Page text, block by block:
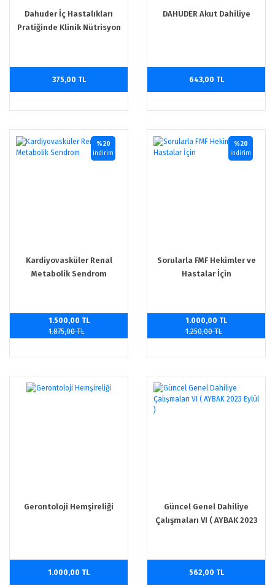
Dahuder İç Hastalıkları
Pratiğinde Klinik Nütrisyon
375,00 TL
DAHUDER Akut Dahiliye
643,00 TL
Kardiyovasküler Renal
Metabolik Sendrom
%20
indirim
1.500,00 TL
1.875,00 TL
Sorularla FMF Hekimler ve
Hastalar İçin
%20
indirim
1.000,00 TL
1.250,00 TL
Gerontoloji Hemşireliği
1.000,00 TL
Güncel Genel Dahiliye
Çalışmaları VI ( AYBAK 2023
562,00 TL